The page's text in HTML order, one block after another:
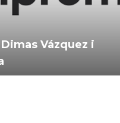
Vázquez i